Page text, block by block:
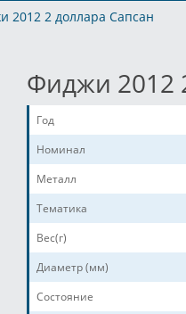
2012 2 доллара Сапсан
Фиджи 2012
Год
Номинал
Металл
Тематика
Вес(г)
Диаметр (мм)
Состояние